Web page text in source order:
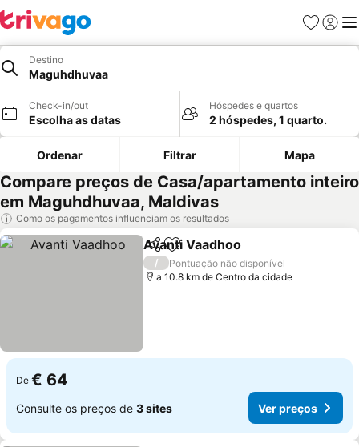
Favoritos
Iniciar
Destino
Maguhdhuvaa
Check-in/out
Escolha as datas
Hóspedes e quartos
2 hóspedes, 1 quarto.
Ordenar Filtrar Mapa
Compare preços de Casa/apartamento inteiro
em Maguhdhuvaa, Maldivas
Como os pagamentos influenciam os resultados
PartilharAdicionar aos favoritos
Avanti Vaadhoo
/
Pontuação não disponível
a 10.8 km de Centro da cidade
De € 64
Consulte os preços de 3 sites Ver preços